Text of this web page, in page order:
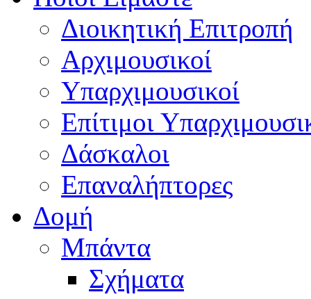
Διοικητική Επιτροπή
Aρχιμουσικοί
Υπαρχιμουσικοί
Επίτιμοι
Δάσκαλοι
Επαναλήπτορες
Δομή
Μπάντα
Σχήματα